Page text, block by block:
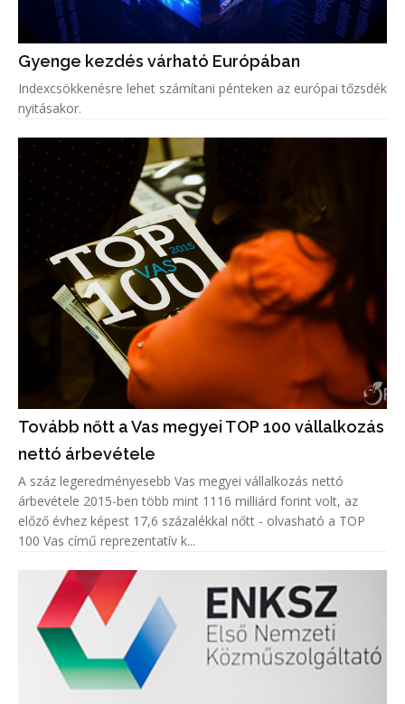
Gyenge kezdés várható Európában
Indexcsökkenésre lehet számítani pénteken az európai tőzsdék
nyitásakor.
Tovább nőtt a Vas megyei TOP 100 vállalkozás
nettó árbevétele
A száz legeredményesebb Vas megyei vállalkozás nettó
árbevétele 2015-ben több mint 1116 milliárd forint volt, az
előző évhez képest 17,6 százalékkal nőtt - olvasható a TOP
100 Vas című reprezentatív k...